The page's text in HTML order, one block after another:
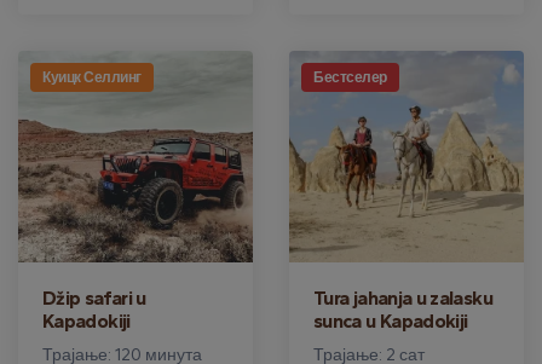
Куицк Селлинг
Džip safari u
Kapadokiji
Трајање: 120 минута
Бестселер
Tura jahanja u zalasku
sunca u Kapadokiji
Трајање: 2 сат